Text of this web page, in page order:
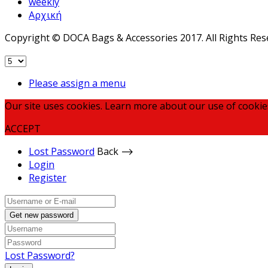
Αρχική
Copyright © DOCA Bags & Accessories 2017. All Rights
Please assign a menu
Our site uses cookies. Learn more about our use of
ACCEPT
Lost Password Back ⟶
Login
Register
Get new password
Lost Password?